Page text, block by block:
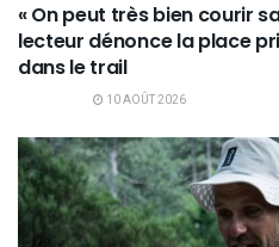
« On peut très bien courir
lecteur dénonce la place
dans le trail
10 AOÛT 2026